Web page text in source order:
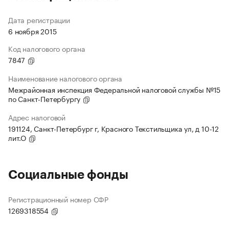
Дата регистрации
6 ноября 2015
Код налогового органа
7847
Наименование налогового органа
Межрайонная инспекция Федеральной налоговой службы №15
по Санкт-Петербургу
Адрес налоговой
191124, Санкт-Петербург г, Красного Текстильщика ул, д 10-12
лит.О
Социальные фонды
Регистрационный номер СФР
1269318554